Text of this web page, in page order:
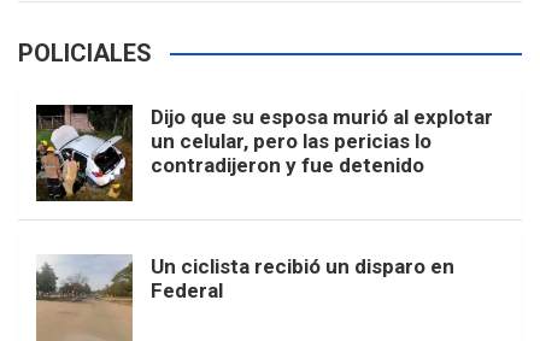
POLICIALES
Dijo que su esposa murió al explotar
un celular, pero las pericias lo
contradijeron y fue detenido
Un ciclista recibió un disparo en
Federal